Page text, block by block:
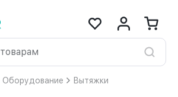
Оборудование Вытяжки